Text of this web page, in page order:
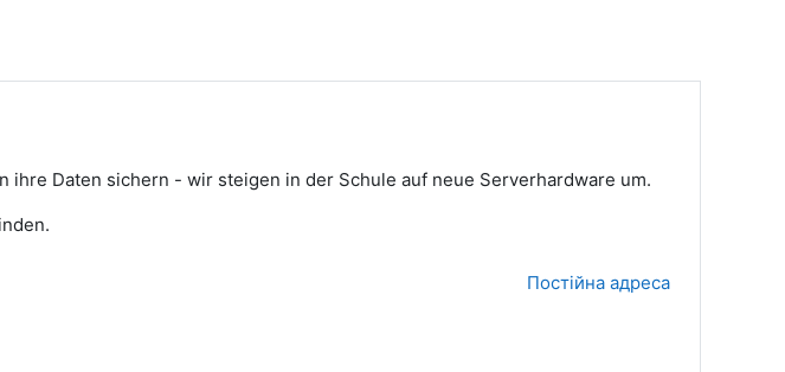
ihre Daten sichern - wir steigen in der Schule auf neue Serverhardware um.
Постійна адреса